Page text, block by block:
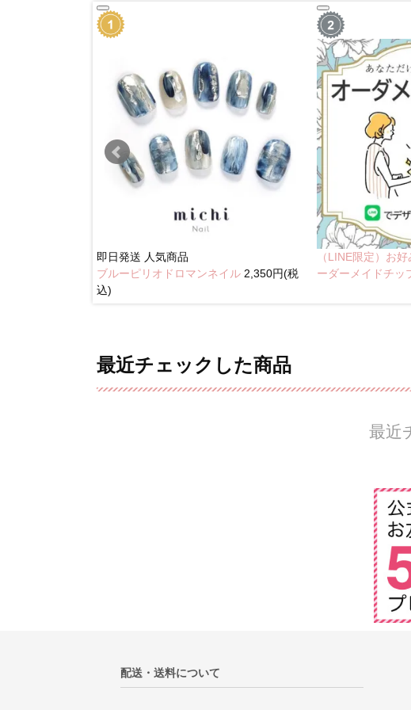
即日発送 人気商品
ブルーピリオドロマンネイル 2,350円(税
込)
（LINE限定）お
ーダーメイドチッ
最近チェックした商品
最近
配送・送料について